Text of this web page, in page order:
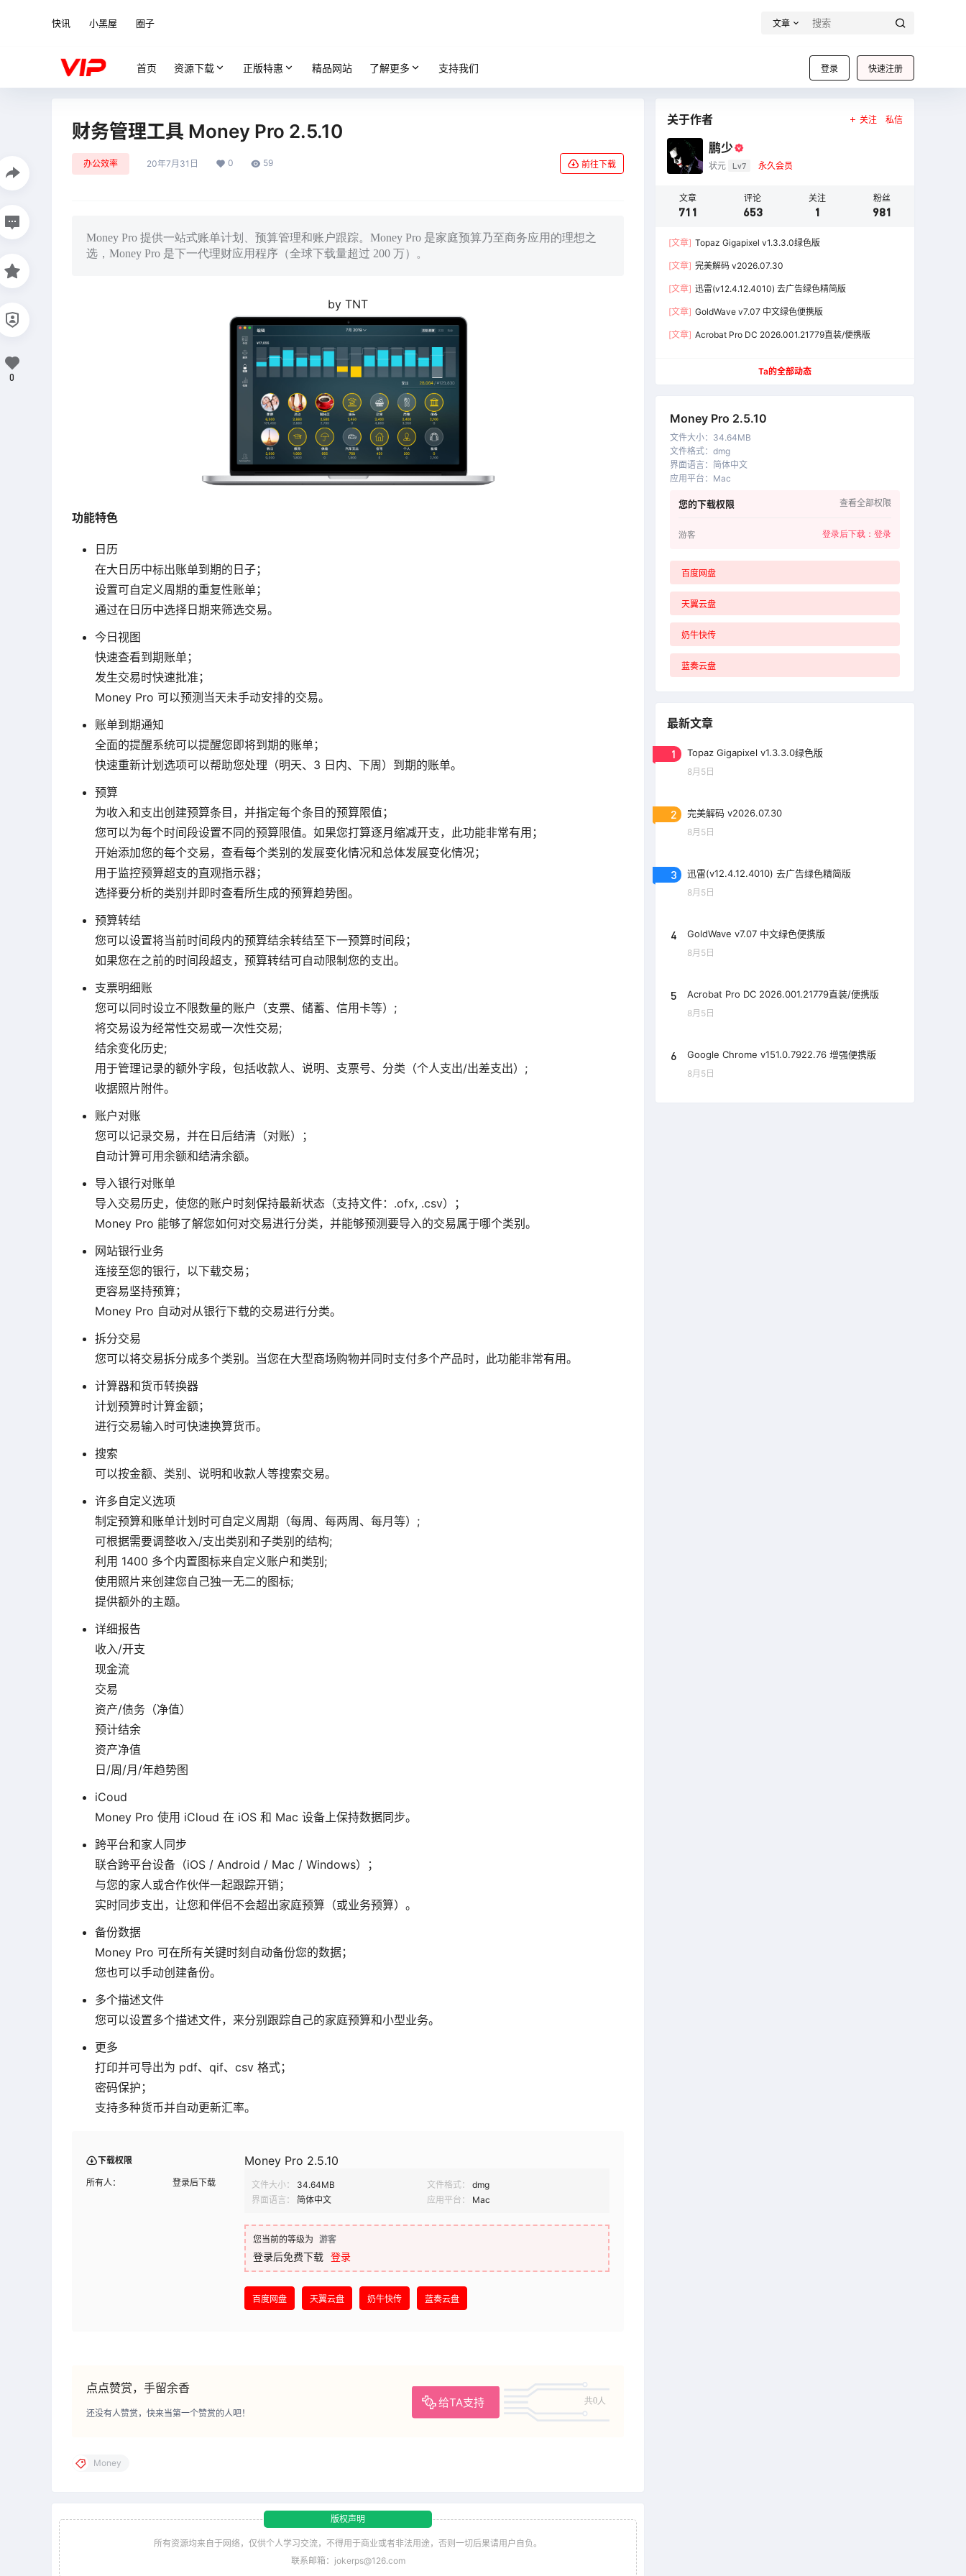
快讯 小黑屋 圈子 文章
登录 快速注册
首页 资源下载 正版特惠 精品网站 了解更多 支持我们
财务管理工具 Money Pro 2.5.10
办公效率 20年7月31日 0 59 前往下载
Money Pro 提供一站式账单计划、预算管理和账户跟踪。Money Pro 是家庭预算乃至商务应用的理想之
选，Money Pro 是下一代理财应用程序（全球下载量超过 200 万）。
by TNT
功能特色
日历
在大日历中标出账单到期的日子；
设置可自定义周期的重复性账单；
通过在日历中选择日期来筛选交易。
今日视图
快速查看到期账单；
发生交易时快速批准；
Money Pro 可以预测当天未手动安排的交易。
账单到期通知
全面的提醒系统可以提醒您即将到期的账单；
快速重新计划选项可以帮助您处理（明天、3 日内、下周）到期的账单。
预算
为收入和支出创建预算条目，并指定每个条目的预算限值；
您可以为每个时间段设置不同的预算限值。如果您打算逐月缩减开支，此功能非常有用；
开始添加您的每个交易，查看每个类别的发展变化情况和总体发展变化情况；
用于监控预算超支的直观指示器；
选择要分析的类别并即时查看所生成的预算趋势图。
预算转结
您可以设置将当前时间段内的预算结余转结至下一预算时间段；
如果您在之前的时间段超支，预算转结可自动限制您的支出。
支票明细账
您可以同时设立不限数量的账户（支票、储蓄、信用卡等）;
将交易设为经常性交易或一次性交易;
结余变化历史;
用于管理记录的额外字段，包括收款人、说明、支票号、分类（个人支出/出差支出）;
收据照片附件。
账户对账
您可以记录交易，并在日后结清（对账）；
自动计算可用余额和结清余额。
导入银行对账单
导入交易历史，使您的账户时刻保持最新状态（支持文件：.ofx, .csv）；
Money Pro 能够了解您如何对交易进行分类，并能够预测要导入的交易属于哪个类别。
网站银行业务
连接至您的银行，以下载交易；
更容易坚持预算；
Money Pro 自动对从银行下载的交易进行分类。
拆分交易
您可以将交易拆分成多个类别。当您在大型商场购物并同时支付多个产品时，此功能非常有用。
计算器和货币转换器
计划预算时计算金额；
进行交易输入时可快速换算货币。
搜索
可以按金额、类别、说明和收款人等搜索交易。
许多自定义选项
制定预算和账单计划时可自定义周期（每周、每两周、每月等）;
可根据需要调整收入/支出类别和子类别的结构;
利用 1400 多个内置图标来自定义账户和类别;
使用照片来创建您自己独一无二的图标;
提供额外的主题。
详细报告
收入/开支
现金流
交易
资产/债务（净值）
预计结余
资产净值
日/周/月/年趋势图
iCoud
Money Pro 使用 iCloud 在 iOS 和 Mac 设备上保持数据同步。
跨平台和家人同步
联合跨平台设备（iOS / Android / Mac / Windows）；
与您的家人或合作伙伴一起跟踪开销；
实时同步支出，让您和伴侣不会超出家庭预算（或业务预算）。
备份数据
Money Pro 可在所有关键时刻自动备份您的数据；
您也可以手动创建备份。
多个描述文件
您可以设置多个描述文件，来分别跟踪自己的家庭预算和小型业务。
更多
打印并可导出为 pdf、qif、csv 格式；
密码保护；
支持多种货币并自动更新汇率。
下载权限
所有人： 登录后下载
Money Pro 2.5.10
文件大小： 34.64MB 文件格式：
dmg
界面语言：
简体中文 应用平台： Mac
您当前的等级为 游客
登录后免费下载 登录
百度网盘 天翼云盘 奶牛快传 蓝奏云盘
点点赞赏，手留余香
给TA支持 共0人
还没有人赞赏，快来当第一个赞赏的人吧！
0
Money
版权声明
所有资源均来自于网络，仅供个人学习交流，不得用于商业或者非法用途，否则一切后果请用户自负。
联系邮箱：jokerps@126.com
关于作者 关注 私信
鹏少
状元 Lv7 永久会员
文章
711
评论
653
关注
1
粉丝
981
[文章] Topaz Gigapixel v1.3.3.0绿色版
[文章] 完美解码 v2026.07.30
[文章] 迅雷(v12.4.12.4010) 去广告绿色精简版
[文章] GoldWave v7.07 中文绿色便携版
[文章] Acrobat Pro DC 2026.001.21779直装/便携版
Ta的全部动态
Money Pro 2.5.10
文件大小： 34.64MB
文件格式： dmg
界面语言： 简体中文
应用平台 ： Mac
您的下载权限 查看全部权限
游客 登录后下载： 登录
百度网盘
天翼云盘
奶牛快传
蓝奏云盘
最新文章
1 Topaz Gigapixel v1.3.3.0绿色版
8月5日
2 完美解码 v2026.07.30
8月5日
3 迅雷(v12.4.12.4010) 去广告绿色精简版
8月5日
4 GoldWave v7.07 中文绿色便携版
8月5日
5 Acrobat Pro DC 2026.001.21779直装/便携版
8月5日
6 Google Chrome v151.0.7922.76 增强便携版
8月5日